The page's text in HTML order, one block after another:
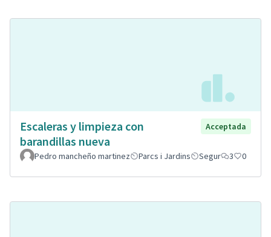
Escaleras y limpieza con
barandillas nueva
Acceptada
Pedro mancheño martinez Parcs i Jardins Segur 3 0